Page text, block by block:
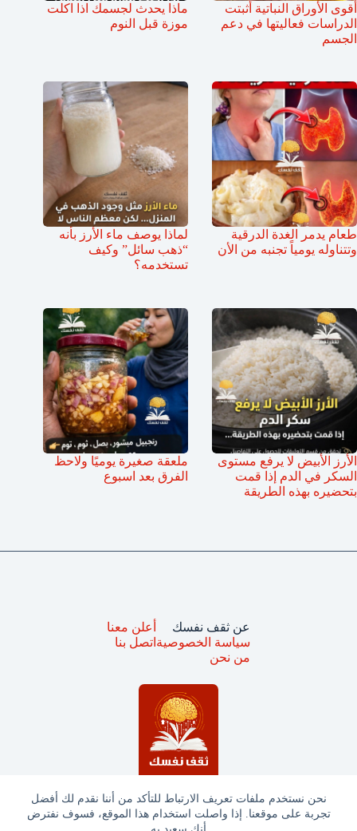
نحن نستخدم ملفات تعريف الارتباط للتأكد من أننا نقدم لك أفضل
تجربة على موقعنا. إذا واصلت استخدام هذا الموقع، فسوف نفترض
أقوى الأوراق النباتية أثبتت
الدراسات فعاليتها في دعم
الجسم
ماذا يحدث لجسمك اذا اكلت
موزة قبل النوم
طعام يدمر الغدة الدرقية
وتتناوله يومياً تجنبه من الأن
لماذا يوصف ماء الأرز بأنه
“ذهب سائل” وكيف
تستخدمه؟
الأرز الأبيض لا يرفع مستوى
السكر في الدم إذا قمت
بتحضيره بهذه الطريقة
ملعقة صغيرة يوميًا ولاحظ
الفرق بعد اسبوع
جميع الحقوق محفوظة © ثقف نفسك 2025
عن ثقف نفسك
سياسة الخصوصية
من نحن
أعلن معنا
اتصل بنا